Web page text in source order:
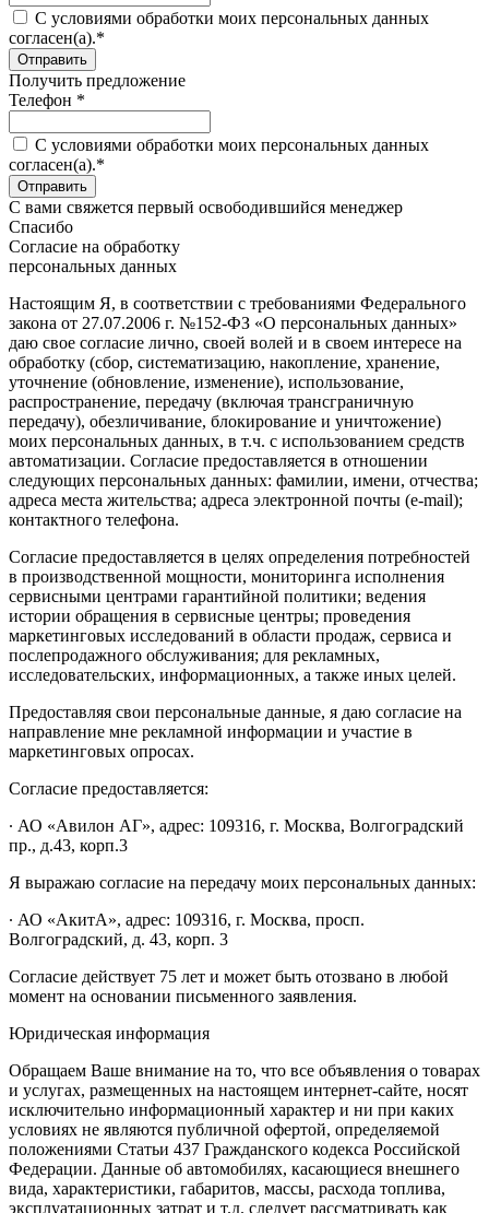
C условиями обработки моих персональных данных
согласен(а).*
Получить предложение
Телефон *
C условиями обработки моих персональных данных
согласен(а).*
С вами свяжется первый освободившийся менеджер
Спасибо
Согласие на обработку
персональных данных
Настоящим Я, в соответствии с требованиями Федерального
закона от 27.07.2006 г. №152-ФЗ «О персональных данных»
даю свое согласие лично, своей волей и в своем интересе на
обработку (сбор, систематизацию, накопление, хранение,
уточнение (обновление, изменение), использование,
распространение, передачу (включая трансграничную
передачу), обезличивание, блокирование и уничтожение)
моих персональных данных, в т.ч. с использованием средств
автоматизации. Согласие предоставляется в отношении
следующих персональных данных: фамилии, имени, отчества;
адреса места жительства; адреса электронной почты (e-mail);
контактного телефона.
Согласие предоставляется в целях определения потребностей
в производственной мощности, мониторинга исполнения
сервисными центрами гарантийной политики; ведения
истории обращения в сервисные центры; проведения
маркетинговых исследований в области продаж, сервиса и
послепродажного обслуживания; для рекламных,
исследовательских, информационных, а также иных целей.
Предоставляя свои персональные данные, я даю согласие на
направление мне рекламной информации и участие в
маркетинговых опросах.
Согласие предоставляется:
∙ АО «Авилон АГ», адрес: 109316, г. Москва, Волгоградский
пр., д.43, корп.3
Я выражаю согласие на передачу моих персональных данных:
∙ АО «АкитА», адрес: 109316, г. Москва, просп.
Волгоградский, д. 43, корп. 3
Согласие действует 75 лет и может быть отозвано в любой
момент на основании письменного заявления.
Юридическая информация
Обращаем Ваше внимание на то, что все объявления о товарах
и услугах, размещенных на настоящем интернет-сайте, носят
исключительно информационный характер и ни при каких
условиях не являются публичной офертой, определяемой
положениями Статьи 437 Гражданского кодекса Российской
Федерации. Данные об автомобилях, касающиеся внешнего
вида, характеристики, габаритов, массы, расхода топлива,
эксплуатационных затрат и т.д. следует рассматривать как